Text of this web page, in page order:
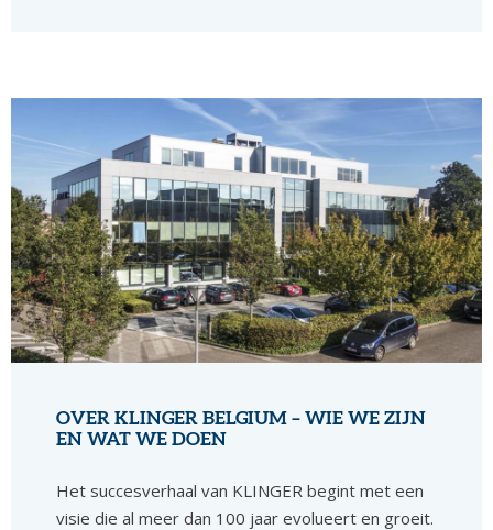
OVER KLINGER BELGIUM – WIE WE ZIJN
EN WAT WE DOEN
Het succesverhaal van KLINGER begint met een
visie die al meer dan 100 jaar evolueert en groeit.